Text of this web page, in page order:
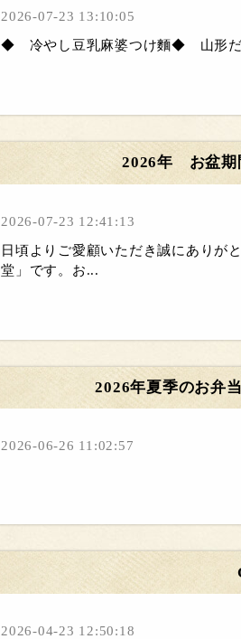
2026-07-23 13:10:05
◆ 冷やし豆乳麻婆つけ麵◆ 山形だ
2026年 お盆期
2026-07-23 12:41:13
日頃よりご愛顧いただき誠にありが
堂」です。お...
2026年夏季のお弁
2026-06-26 11:02:57
2026-04-23 12:50:18